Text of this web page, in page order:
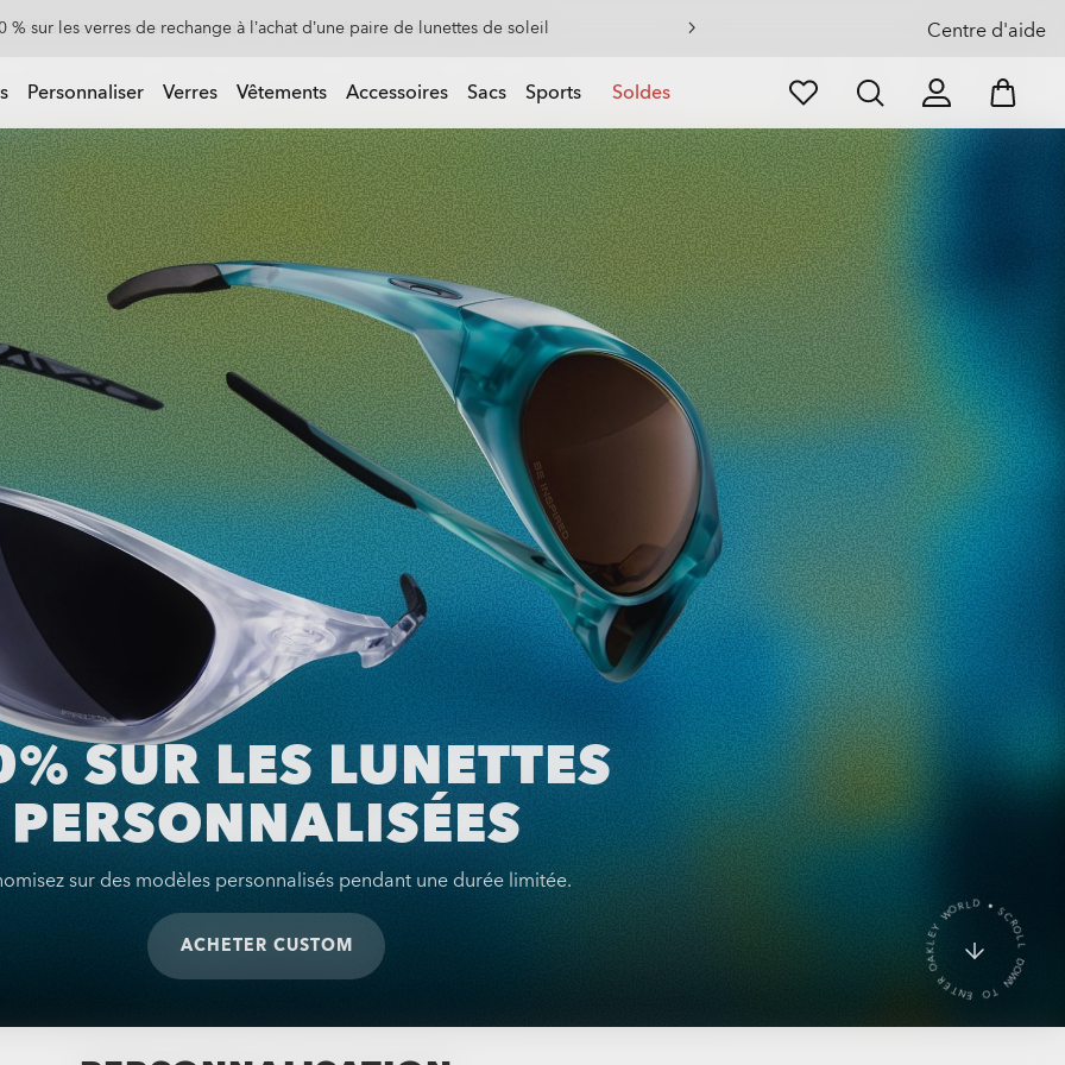
-20% sur les lunettes personnalisées
Soldes de fin de saison : jusqu’à -50% sur vêtements et accessoires Centre d'aide
Personnaliser Verres Vêtements Accessoires Sacs Sports Soldes
SUR LES LUNETTES
PERSONNALISÉES
sur des modèles personnalisés pendant une durée limitée.
ACHETER CUSTOM
S
C
R
O
L
L
DOWN TO ENTER
O
A
K
L
E
Y
W
O
R
L
D